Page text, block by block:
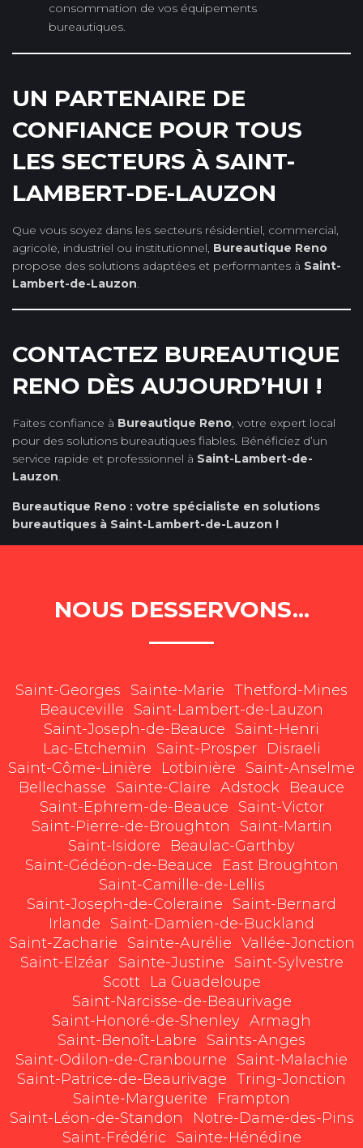
consommation de vos équipements
bureautiques.
UN PARTENAIRE DE
CONFIANCE POUR TOUS
LES SECTEURS À SAINT-
LAMBERT-DE-LAUZON
Que vous soyez dans les secteurs résidentiel, commercial,
agricole, industriel ou institutionnel, Bureautique Reno
propose des solutions adaptées et performantes à Saint-
Lambert-de-Lauzon.
CONTACTEZ BUREAUTIQUE
RENO DÈS AUJOURD’HUI !
Faites confiance à Bureautique Reno, votre expert local
pour des solutions bureautiques fiables. Bénéficiez d’un
service rapide et professionnel à Saint-Lambert-de-
Lauzon.
Bureautique Reno : votre spécialiste en solutions
bureautiques à Saint-Lambert-de-Lauzon !
NOUS DESSERVONS...
Saint-Georges Sainte-Marie Thetford-Mines
Beauceville
Saint-Lambert-de-Lauzon
Saint-Joseph-de-Beauce
Saint-Henri
Lac-Etchemin
Saint-Prosper
Disraeli
Saint-Côme-Linière
Lotbinière
Saint-Anselme
Bellechasse
Sainte-Claire Adstock
Beauce
Saint-Ephrem-de-Beauce
Saint-Victor
Saint-Pierre-de-Broughton
Saint-Martin
Saint-Isidore
Beaulac-Garthby
Saint-Gédéon-de-Beauce
East Broughton
Saint-Camille-de-Lellis
Saint-Joseph-de-Coleraine
Saint-Bernard
Irlande
Saint-Damien-de-Buckland
Saint-Zacharie
Sainte-Aurélie Vallée-Jonction
Saint-Elzéar
Sainte-Justine
Saint-Sylvestre
Scott
La Guadeloupe
Saint-Narcisse-de-Beaurivage
Saint-Honoré-de-Shenley Armagh
Saint-Benoît-Labre
Saints-Anges
Saint-Odilon-de-Cranbourne
Saint-Malachie
Saint-Patrice-de-Beaurivage Tring-Jonction
Sainte-Marguerite
Frampton
Saint-Léon-de-Standon
Notre-Dame-des-Pins
Saint-Frédéric
Sainte-Hénédine